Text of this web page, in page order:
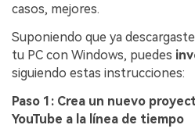
casos, mejores.
Suponiendo que ya
tu PC con Windows, puedes
siguiendo estas instrucciones:
Paso 1: Crea un nuevo
YouTube a la línea de tiempo